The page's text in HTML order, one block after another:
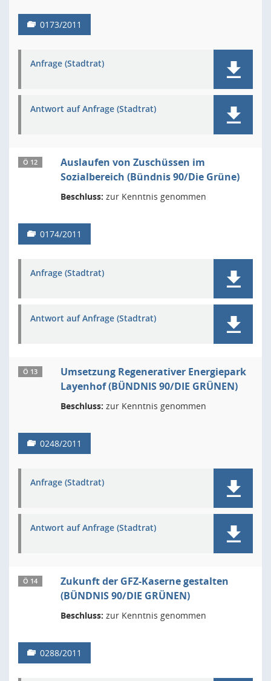
0173/2011
Anfrage (Stadtrat)
Antwort auf Anfrage (Stadtrat)
Ö 12
Auslaufen von Zuschüssen im
Sozialbereich (Bündnis 90/Die Grüne)
Beschluss: zur Kenntnis genommen
0174/2011
Anfrage (Stadtrat)
Antwort auf Anfrage (Stadtrat)
Ö 13
Umsetzung Regenerativer Energiepark
Layenhof (BÜNDNIS 90/DIE GRÜNEN)
Beschluss: zur Kenntnis genommen
0248/2011
Anfrage (Stadtrat)
Antwort auf Anfrage (Stadtrat)
Ö 14
Zukunft der GFZ-Kaserne gestalten
(BÜNDNIS 90/DIE GRÜNEN)
Beschluss: zur Kenntnis genommen
0288/2011